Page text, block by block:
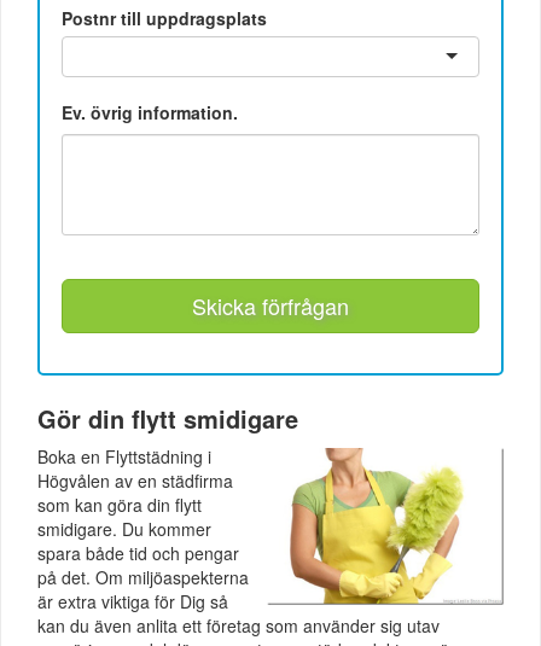
Postnr till uppdragsplats
Ev. övrig information.
Skicka förfrågan
Gör din flytt smidigare
Boka en Flyttstädning i
Högvålen av en städfirma
som kan göra din flytt
smidigare. Du kommer
spara både tid och pengar
på det. Om miljöaspekterna
är extra viktiga för Dig så
kan du även anlita ett företag som använder sig utav